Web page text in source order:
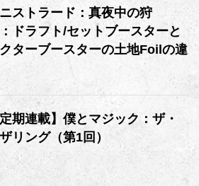
ニストラード：真夜中の狩
ドラフト/セットブースターと
ターブースターの土地Foilの違
定期連載】僕とマジック：ザ・
リング（第1回）